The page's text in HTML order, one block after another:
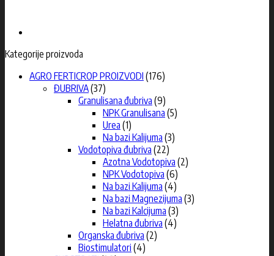
Kategorije proizvoda
AGRO FERTICROP PROIZVODI (176)
ĐUBRIVA(37)
Granulisana đubriva (9)
NPK Granulisana (5)
Urea (1)
Na bazi Kalijuma (3)
Vodotopiva đubriva (22)
Azotna Vodotopiva (2)
NPK Vodotopiva (6)
Na bazi Kalijuma (4)
Na bazi Magnezijuma (3)
Na bazi Kalcijuma (3)
Helatna đubriva (4)
Organska đubriva (2)
Biostimulatori (4)